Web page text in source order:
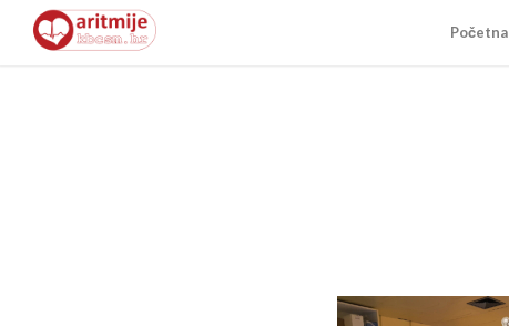
Početna